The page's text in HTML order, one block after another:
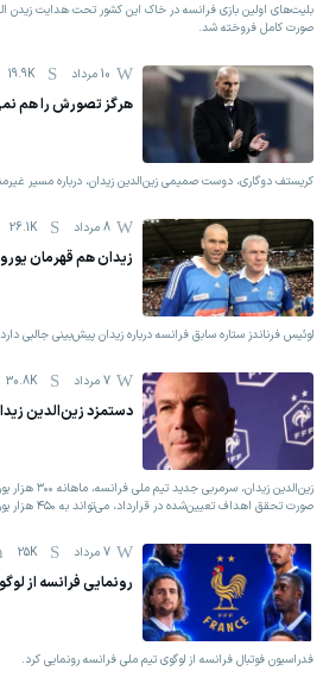
صورت کامل فروخته شد.
10 مرداد 19.9K
هرگز تصورش را هم
کریستف دوگاری، دوست صمیمی زین‌الدین زیدان، درباره مسیر
8 مرداد 26.1K
زیدان هم قهرمان
لوئیس فرناندز ستاره سابق فرانسه درباره زیدان پیش‌بینی جالبی
7 مرداد 30.8K
دستمزد زین‌الدین
زین‌الدین
صورت تحقق اهداف تعیین‌شده در قرارداد، می‌تواند به ۴۵۰ هزار یورو در ماه افزایش یابد.
7 مرداد 25K
رونمایی فرانسه از
فدراسیون فوتبال فرانسه از لوگوی تیم ملی فرانسه رونمایی کرد.